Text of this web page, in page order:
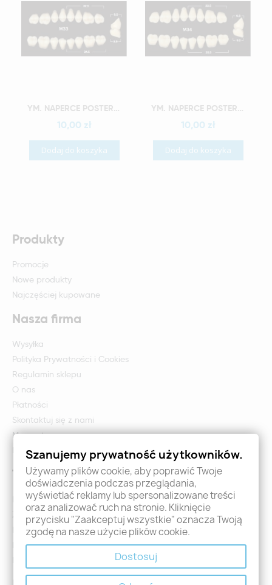
Szybki podgląd YM. NAPERCE POSTERIOR - AKRYLOWE ZĘBY SZTUCZNE - B3-M33D
10,00 zł
Dodaj do koszyka
Szybki podgląd YM. NAPERCE POSTERIOR - AKRYLOWE ZĘBY SZTUCZNE - B3-M34D
10,00 zł
Dodaj do koszyka
Produkty
Promocje
Nowe produkty
Najczęściej kupowane
Nasza firma
Wysyłka
Polityka Prywatności i Cookies
Regulamin sklepu
O nas
Płatności
Skontaktuj się z nami
Mapa strony
Formularz zwrotu i reklamacji
Twoje konto
Logowanie
Załóż konto - Rejestracja
Moje zamówienia
Promocje
Nowości
Szanujemy prywatność użytkowników.
Używamy plików cookie, aby poprawić Twoje
doświadczenia podczas przeglądania,
wyświetlać reklamy lub spersonalizowane treści
oraz analizować ruch na stronie. Kliknięcie
przycisku "Zaakceptuj wszystkie" oznacza Twoją
zgodę na nasze użycie plików cookie.
Dostosuj